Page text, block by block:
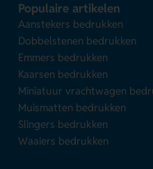
Populaire artikelen
Aanstekers bedrukken
Dobbelstenen bedrukken
Emmers bedrukken
Kaarsen bedrukken
Miniatuur vrachtwagen
Muismatten bedrukken
Slingers bedrukken
Waaiers bedrukken